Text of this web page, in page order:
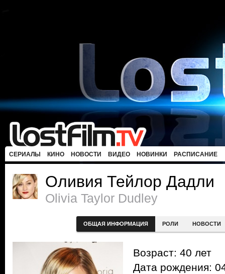
СЕРИАЛЫ КИНО НОВОСТИ ВИДЕО НОВИНКИ РАСПИСАНИЕ
Оливия Тейлор Дадли
Olivia Taylor Dudley
ОБЩАЯ ИНФОРМАЦИЯ РОЛИ НОВОСТИ
Возраст: 40 лет
Дата рождения: